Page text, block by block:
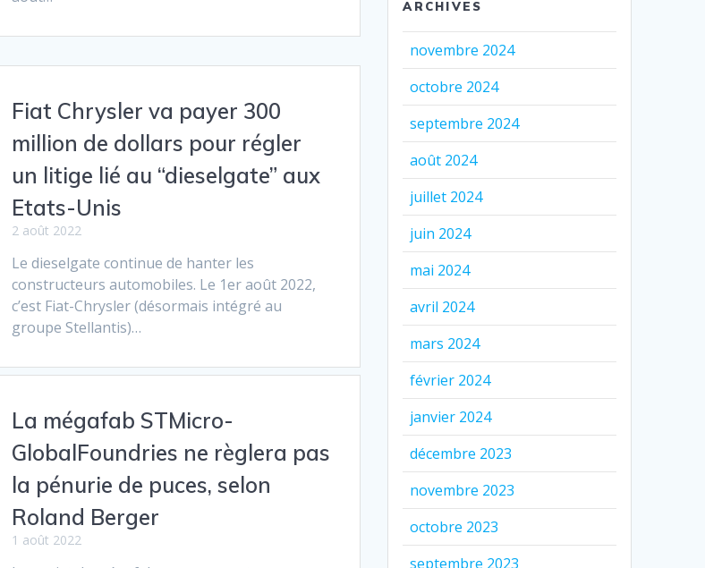
Fiat Chrysler va payer 300
million de dollars pour régler
un litige lié au “dieselgate” aux
Etats-Unis
2 août 2022
Le dieselgate continue de hanter les
constructeurs automobiles. Le 1er août 2022,
c’est Fiat-Chrysler (désormais intégré au
groupe Stellantis)…
La mégafab STMicro-
GlobalFoundries ne règlera pas
la pénurie de puces, selon
Roland Berger
1 août 2022
ARCHIVES
novembre 2024
octobre 2024
septembre 2024
août 2024
juillet 2024
juin 2024
mai 2024
avril 2024
mars 2024
février 2024
janvier 2024
décembre 2023
novembre 2023
octobre 2023
septembre 2023